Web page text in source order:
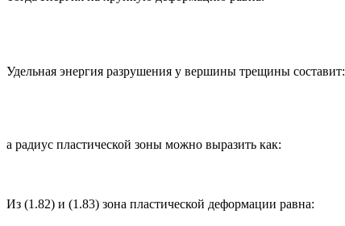
Удельная энергия разрушения у вершины трещины составит:
а радиус пластической зоны можно выразить как:
Из (1.82) и (1.83) зона пластической деформации равна: